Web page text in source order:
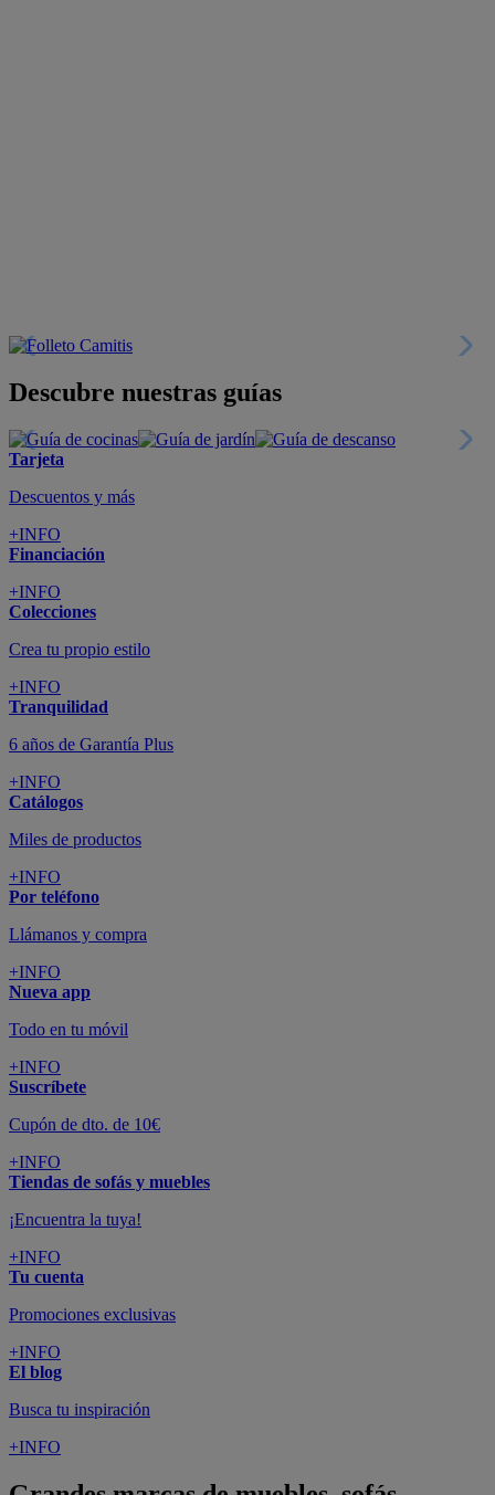
Descubre nuestras guías
Tarjeta
Descuentos y más
+INFO
Financiación
+INFO
Colecciones
Crea tu propio estilo
+INFO
Tranquilidad
6 años de Garantía Plus
+INFO
Catálogos
Miles de productos
+INFO
Por teléfono
Llámanos y compra
+INFO
Nueva app
Todo en tu móvil
+INFO
Suscríbete
Cupón de dto. de 10€
+INFO
Tiendas de sofás y muebles
¡Encuentra la tuya!
+INFO
Tu cuenta
Promociones exclusivas
+INFO
El blog
Busca tu inspiración
+INFO